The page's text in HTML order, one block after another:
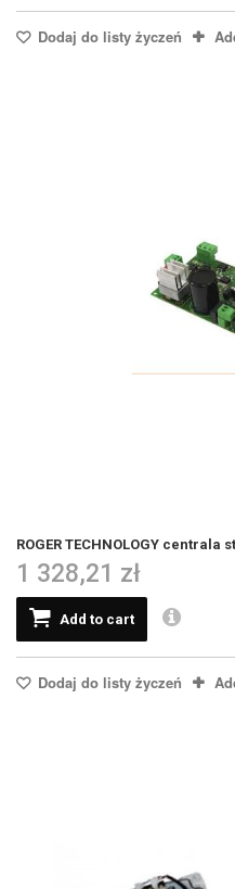
Dodaj do listy życzeń
ROGER TECHNOLOGY centrala
1 328,21 zł
Add to cart
Dodaj do listy życzeń